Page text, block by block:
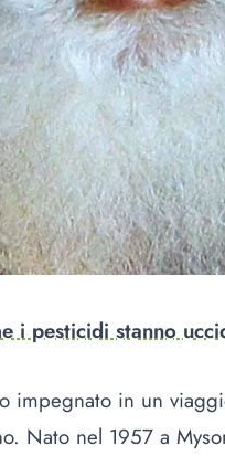
i pesticidi stanno
impegnato in un
Nato nel 1957 a